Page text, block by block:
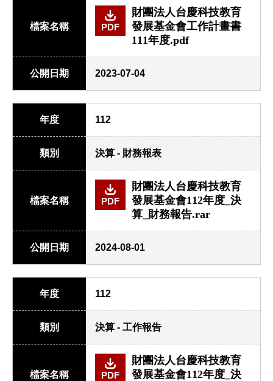
檔案名稱 PDF
財團法人台慶科技教育
發展基金會工作計畫書
111年度.pdf
公開日期 2023-07-04
年度 112
類別 決算 - 財務報表
檔案名稱 PDF
財團法人台慶科技教育
發展基金會112年度_決
算_財務報告.rar
公開日期 2024-08-01
年度 112
類別 決算 - 工作報告
檔案名稱 PDF
財團法人台慶科技教育
發展基金會112年度_決